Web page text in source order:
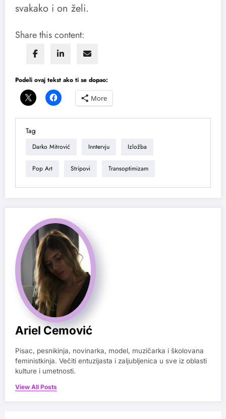
svakako i on želi.
Share this content:
Podeli ovaj tekst ako ti se dopao:
More
Tag
Darko Mitrović Inntervju Izložba
Pop Art Stripovi Transoptimizam
Ariel Cemović
Pisac, pesnikinja, novinarka, model, muzičarka i školovana
feministkinja. Večiti entuzijasta i zaljubljenica u sve iz oblasti
kulture i umetnosti.
View All Posts